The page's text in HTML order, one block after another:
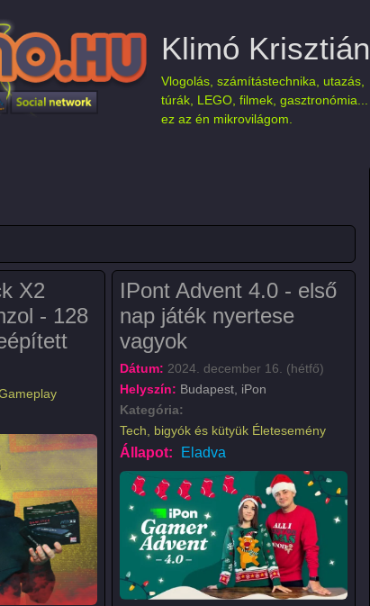
Klimó Krisztián
Vlogolás, számítástechnika, utazás,
túrák, LEGO, filmek, gasztronómia...
ez az én mikrovilágom.
X2
- 128
IPont Advent 4.0 - első
nap játék nyertese
vagyok
Dátum: 2024. december 16. (hétfő)
Helyszín: Budapest, iPon
Kategória:
Tech, bigyók és kütyük Életesemény
Állapot: Eladva